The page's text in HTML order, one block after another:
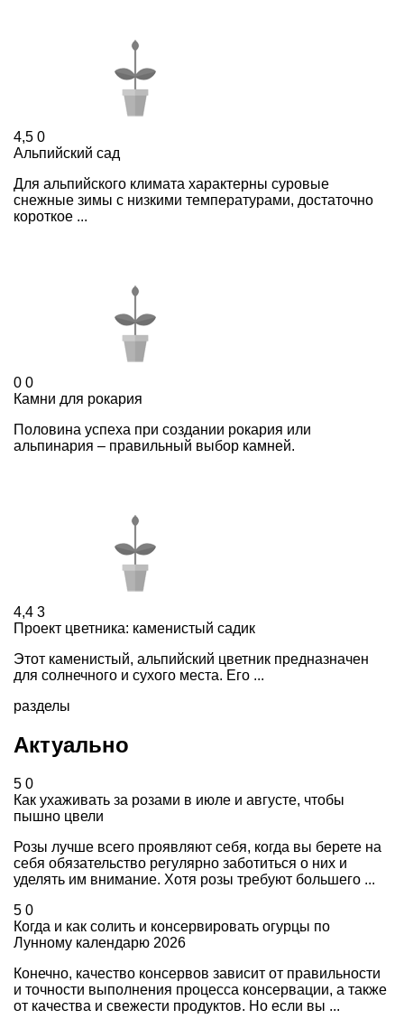
4,5 0
Альпийский сад
Для альпийского климата характерны суровые
снежные зимы с низкими температурами, достаточно
короткое ...
0 0
Камни для рокария
Половина успеха при создании рокария или
альпинария – правильный выбор камней.
4,4 3
Проект цветника: каменистый садик
Этот каменистый, альпийский цветник предназначен
для солнечного и сухого места. Его ...
разделы
Актуально
5 0
Как ухаживать за розами в июле и августе, чтобы
пышно цвели
Розы лучше всего проявляют себя, когда вы берете на
себя обязательство регулярно заботиться о них и
уделять им внимание. Хотя розы требуют большего ...
5 0
Когда и как солить и консервировать огурцы по
Лунному календарю 2026
Конечно, качество консервов зависит от правильности
и точности выполнения процесса консервации, а также
от качества и свежести продуктов. Но если вы ...